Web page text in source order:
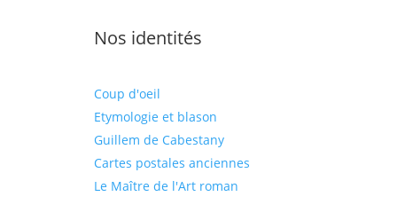
Nos identités
Coup d'oeil
Etymologie et blason
Guillem de Cabestany
Cartes postales anciennes
Le Maître de l'Art roman